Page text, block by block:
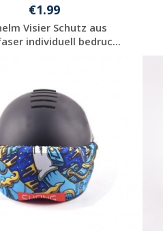
€1.99
Visier Schutz aus
individuell bedruc...